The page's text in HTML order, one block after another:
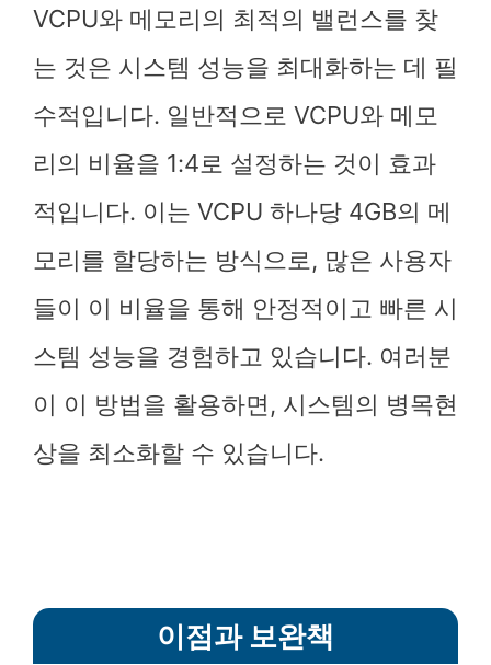
VCPU와 메모리의 최적의 밸런스를 찾
는 것은 시스템 성능을 최대화하는 데 필
수적입니다. 일반적으로 VCPU와 메모
리의 비율을 1:4로 설정하는 것이 효과
적입니다. 이는 VCPU 하나당 4GB의 메
모리를 할당하는 방식으로, 많은 사용자
들이 이 비율을 통해 안정적이고 빠른 시
스템 성능을 경험하고 있습니다. 여러분
이 이 방법을 활용하면, 시스템의 병목현
상을 최소화할 수 있습니다.
이점과 보완책